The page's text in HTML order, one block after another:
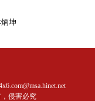
坤
侵害必究